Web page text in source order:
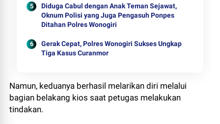
Diduga Cabul dengan Anak Teman Sejawat,
Oknum Polisi yang Juga Pengasuh Ponpes
Ditahan Polres Wonogiri
Gerak Cepat, Polres Wonogiri Sukses Ungkap
Tiga Kasus Curanmor
Namun, keduanya berhasil melarikan diri melalui
bagian belakang kios saat petugas melakukan
tindakan.